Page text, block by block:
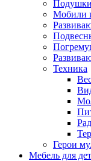
Подушки
Мобили
Техника
Герои
Мебель для